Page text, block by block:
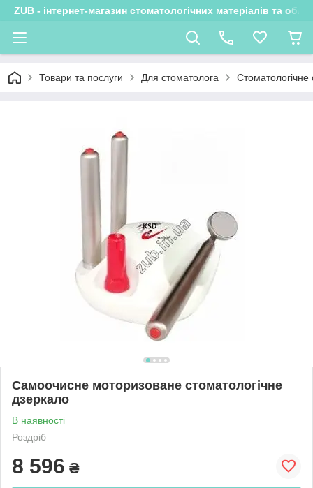
ZUB - інтернет-магазин стоматологічних матеріалів та
Товари та послуги Для стоматолога
Самоочисне моторизоване стоматологічне
дзеркало
В наявності
Роздріб
8 596 ₴